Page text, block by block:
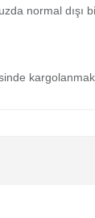
normal